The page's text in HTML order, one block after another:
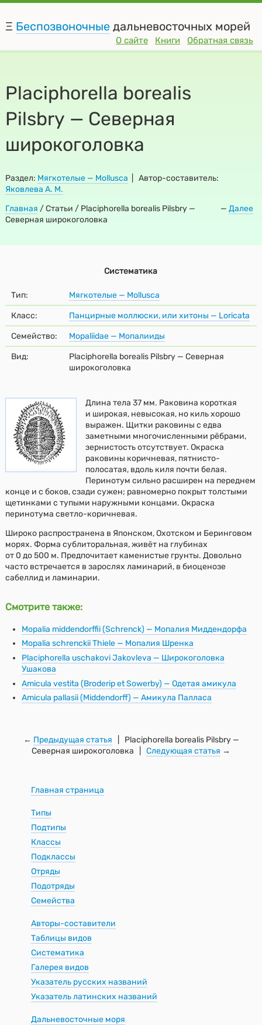
Ξ Беспозвоночныедальневосточных морей
О сайте Книги Обратная связь
Placiphorella borealis
Pilsbry — Северная
широкоголовка
Раздел: Мягкотелые — Mollusca | Автор-составитель:
Яковлева А. М.
Главная / —Далее
Статьи / Placiphorella borealis Pilsbry —
Северная широкоголовка
Систематика
Тип: Мягкотелые — Mollusca
Класс: Панцирные моллюски, или хитоны — Loricata
Семейство: Mopaliidae — Мопалииды
Вид:
Placiphorella borealis Pilsbry — Северная
широкоголовка
Длина тела 37 мм. Раковина короткая
и широкая, невысокая, но киль хорошо
выражен. Щитки раковины с едва
заметными многочисленными рёбрами,
зернистость отсутствует. Окраска
раковины коричневая, пятнисто-
полосатая, вдоль киля почти белая.
Перинотум сильно расширен на переднем
конце и с боков, сзади сужен; равномерно покрыт толстыми
щетинками с тупыми наружными концами. Окраска
перинотума светло-коричневая.
Широко распространена в Японском, Охотском и Беринговом
морях. Форма сублиторальная, живёт на глубинах
от 0 до 500 м. Предпочитает каменистые грунты. Довольно
часто встречается в зарослях ламинарий, в биоценозе
сабеллид и ламинарии.
Смотрите также:
Mopalia middendorffii (Schrenck) — Мопалия Миддендорфа
Mopalia schrenckii Thiele — Мопалия Шренка
Placiphorella uschakovi Jakovleva — Широкоголовка
Ушакова
Amicula vestita (Broderip et Sowerby) — Одетая амикула
Amicula pallasii (Middendorff) — Амикула Палласа
← Предыдущая статья | Placiphorella borealis Pilsbry —
Северная широкоголовка |Следующая статья →
Главная страница
Типы
Подтипы
Классы
Подклассы
Отряды
Подотряды
Семейства
Авторы-составители
Таблицы видов
Систематика
Галерея видов
Указатель русских названий
Указатель латинских названий
Дальневосточные моря